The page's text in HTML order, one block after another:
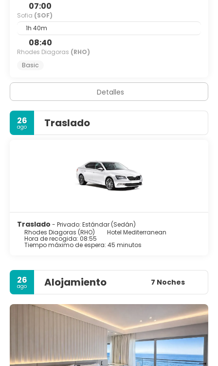
07:00
Sofia (SOF)
1h 40m
08:40
Rhodes Diagoras (RHO)
Basic
Detalles
26
ago Traslado
Traslado - Privado: Estándar (Sedán)
Rhodes Diagoras (RHO)
Hotel Mediterranean
Hora de recogida: 08:55
Tiempo máximo de espera: 45 minutos
26
ago Alojamiento 7 Noches